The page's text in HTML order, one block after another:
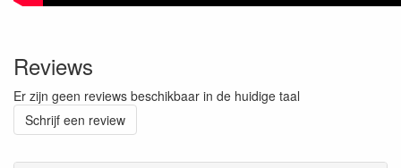
Reviews
Er zijn geen reviews beschikbaar in de huidige taal
Schrijf een review